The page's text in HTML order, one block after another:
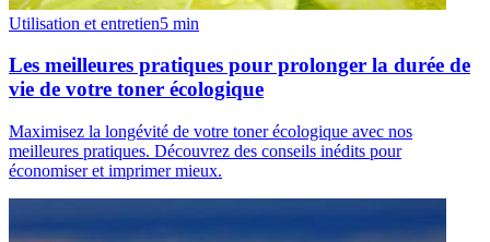
Utilisation et entretien5 min
Les meilleures pratiques pour prolonger la durée de
vie de votre toner écologique
Maximisez la longévité de votre toner écologique avec nos
meilleures pratiques. Découvrez des conseils inédits pour
économiser et imprimer mieux.